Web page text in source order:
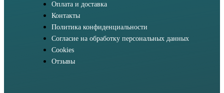
Оплата и доставка
Контакты
Политика конфиденциальности
Согласие на обработку персональных данных
Cookies
Отзывы